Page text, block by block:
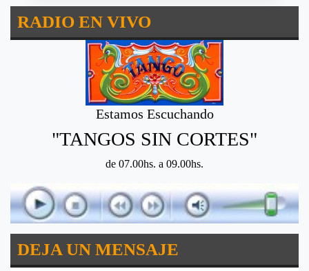
RADIO EN VIVO
Estamos Escuchando
"TANGOS SIN CORTES"
de 07.00hs. a 09.00hs.
DEJA UN MENSAJE